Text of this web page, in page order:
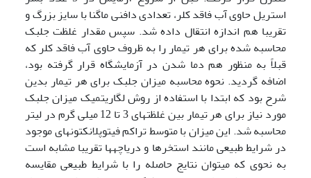
استریل حاوی آب فاقد کلر، تعدادی دافنی ماگنا با سایز بزرگ و
تقریبا هم اندازه انتقال داده شد. سپس مقدار غلظت جلبک
محاسبه شده برای هر تیمار را به ظروف حاوی آب فاقد کلر که
قبلاً به منظور هم دما شدن در آزمایشگاه قرار گرفته بود،
اضافه گردید. نحوه محاسبه میزان جلبک برای هر تیمار بدین
شرح بود که ابتدا با استفاده از روش لگاریتمیک میزان جلبک
مورد نیاز برای هر تیمار بین غلظتهای 3 تا 12 میلی گرم در لیتر
محاسبه شد. این میزان با متوسط تراکم فیتوپلانکتونهای موجود
در شرایط طبیعی مانند استخرها و دریاچه­ها تقریبا مشابه است
به نحوی که میتوان نتایج حاصله را با شرایط طبیعی مقایسه